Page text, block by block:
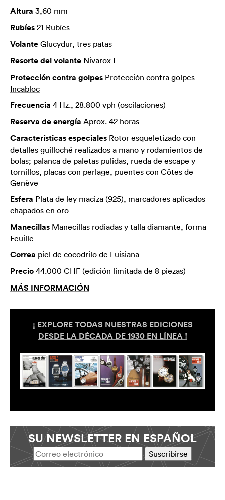
Altura 3,60 mm
Rubíes 21 Rubíes
Volante Glucydur, tres patas
Resorte del volante Nivarox I
Protección contra golpes Protección contra golpes
Incabloc
Frecuencia 4 Hz., 28.800 vph (oscilaciones)
Reserva de energía Aprox. 42 horas
Características especiales Rotor esqueletizado con
detalles guilloché realizados a mano y rodamientos de
bolas; palanca de paletas pulidas, rueda de escape y
tornillos, placas con perlage, puentes con Côtes de
Genève
Esfera Plata de ley maciza (925), marcadores aplicados
chapados en oro
Manecillas Manecillas rodiadas y talla diamante, forma
Feuille
Correa piel de cocodrilo de Luisiana
Precio 44.000 CHF (edición limitada de 8 piezas)
MÁS INFORMACIÓN
¡ EXPLORE TODAS NUESTRAS EDICIONES
DESDE LA DÉCADA DE 1930 EN LÍNEA !
SU NEWSLETTER EN ESPAÑOL